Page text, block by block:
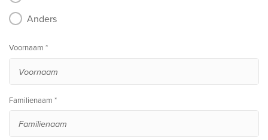
Anders
Voornaam *
Familienaam *